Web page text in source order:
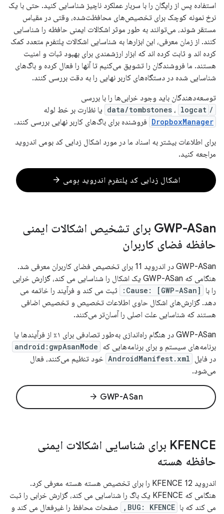
استفاده پس از رایگان را با سربار عملکرد ناچیز شناسایی کنید. حتی با یک
نرخ نمونه کوچک برای تخصیص‌های محافظت‌شده، وقتی در مقیاس
مستقر شوند، می‌توانند به طور موثر اشکالات ایمنی حافظه را شناسایی
کنند. از زمان معرفی، این ابزارها به شناسایی اشکالات پلتفرم متعدد کمک
کرده اند و ثابت کرده اند که ابزار ارزشمندی برای بهبود ثبات و امنیت
هستند. ما فروشندگان را تشویق می‌کنیم تا آنها را فعال کرده و باگ‌های
شناسایی شده در دستگاه‌های کاربر نهایی را به دقت بررسی کنند.
توسعه‌دهندگان باید وجود خرابی‌ها را با بررسی
/data/tombstones ، logcat یا نظارت بر خط لوله
DropboxManager فروشنده برای باگ‌های کاربر نهایی بررسی کنند.
برای اطلاعات بیشتر به اسناد ما در مورد اشکال زدایی کد بومی اندروید
مراجعه کنید.
اشکال زدایی کد پلتفرم اندروید بومی arrow_forward
GWP-ASan برای تشخیص اشکالات ایمنی
حافظه فضای کاربران
GWP-ASan در اندروید 11 برای تخصیص فضای کاربران معرفی شد.
هنگامی که GWP-ASan یک اشکال را شناسایی می کند، گزارش خرابی
را با
Cause: [GWP-ASan]:
ثبت می کند و فرآیند را خاتمه می
دهد. گزارش‌های اشکال حاوی اطلاعات تخصیص و تخصیص اضافی
هستند که شناسایی علت اصلی را آسان‌تر می‌کنند.
GWP-ASan در هنگام راه‌اندازی به‌طور تصادفی برای ۱٪ از فرآیندها یا
برنامه‌های سیستم و برای برنامه‌هایی که android:gwpAsanMode
در فایل AndroidManifest.xml خود تنظیم می‌کنند، فعال
می‌شود.
GWP-ASan
arrow_forward
KFENCE برای شناسایی اشکالات ایمنی
حافظه هسته
اندروید 12 KFENCE را برای تخصیص هسته هسته معرفی کرد.
هنگامی که KFENCE یک باگ را شناسایی می کند، گزارش خرابی را ثبت
می کند که با BUG: KFENCE,
صفحات محافظ را غیرفعال می کند و